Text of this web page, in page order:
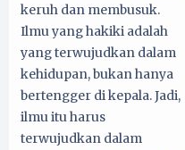
keruh dan membusuk.
Ilmu yang hakiki adalah
yang terwujudkan dalam
kehidupan, bukan hanya
bertengger di kepala. Jadi,
ilmu itu harus
terwujudkan dalam